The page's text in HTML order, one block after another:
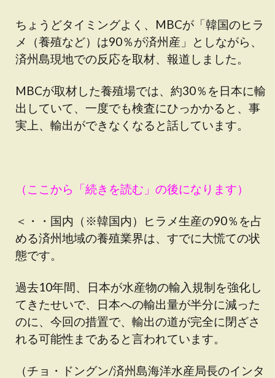
ちょうどタイミングよく、MBCが「韓国のヒラ
メ（養殖など）は90％が済州産」としながら、
済州島現地での反応を取材、報道しました。
MBCが取材した養殖場では、約30％を日本に輸
出していて、一度でも検査にひっかかると、事
実上、輸出ができなくなると話しています。
（ここから「続きを読む」の後になります）
＜・・国内（※韓国内）ヒラメ生産の90％を占
める済州地域の養殖業界は、すでに大慌ての状
態です。
過去10年間、日本が水産物の輸入規制を強化し
てきたせいで、日本への輸出量が半分に減った
のに、今回の措置で、輸出の道が完全に閉ざさ
れる可能性まであると言われています。
（チョ・ドングン/済州島海洋水産局長のインタ